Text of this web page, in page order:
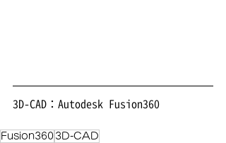
3D-CAD：Autodesk Fusion360
Fusion360 3D-CAD